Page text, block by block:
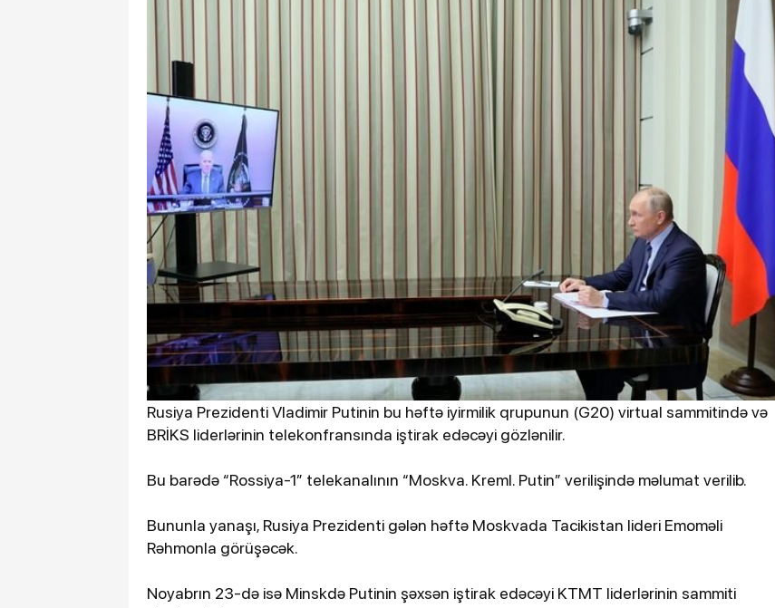
Rusiya Prezidenti Vladimir Putinin bu həftə iyirmilik qrupunun (G20) virtual sammitində və
BRİKS liderlərinin telekonfransında iştirak edəcəyi gözlənilir.
Bu barədə “Rossiya-1” telekanalının “Moskva. Kreml. Putin” verilişində məlumat verilib.
Bununla yanaşı, Rusiya Prezidenti gələn həftə Moskvada Tacikistan lideri Emoməli
Rəhmonla görüşəcək.
Noyabrın 23-də isə Minskdə Putinin şəxsən iştirak edəcəyi KTMT liderlərinin sammiti